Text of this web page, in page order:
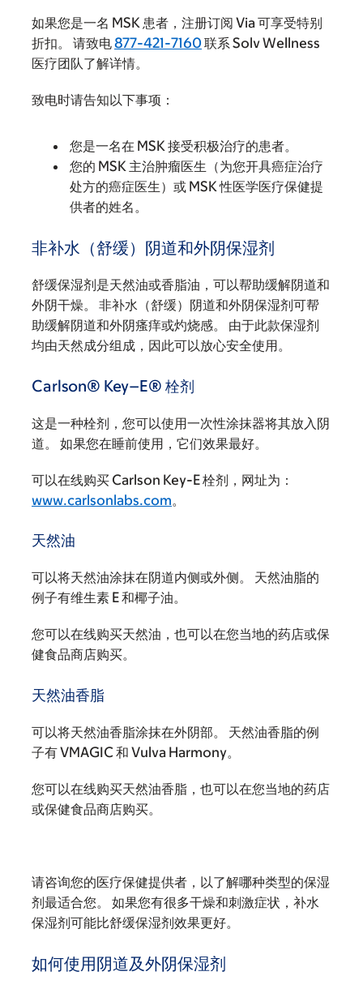
如果您是一名 MSK 患者，注册订阅 Via 可享受特别
折扣。 请致电877-421-7160 联系 Solv Wellness
医疗团队了解详情。
致电时请告知以下事项：
您是一名在 MSK 接受积极治疗的患者。
您的 MSK 主治肿瘤医生（为您开具癌症治疗
处方的癌症医生）或 MSK 性医学医疗保健提
供者的姓名。
非补水（舒缓）阴道和外阴保湿剂
舒缓保湿剂是天然油或香脂油，可以帮助缓解阴道和
外阴干燥。 非补水（舒缓）阴道和外阴保湿剂可帮
助缓解阴道和外阴瘙痒或灼烧感。 由于此款保湿剂
均由天然成分组成，因此可以放心安全使用。
Carlson® Key–E® 栓剂
这是一种栓剂，您可以使用一次性涂抹器将其放入阴
道。 如果您在睡前使用，它们效果最好。
可以在线购买 Carlson Key-E 栓剂，网址为：
www.carlsonlabs.com。
天然油
可以将天然油涂抹在阴道内侧或外侧。 天然油脂的
例子有维生素 E 和椰子油。
您可以在线购买天然油，也可以在您当地的药店或保
健食品商店购买。
天然油香脂
可以将天然油香脂涂抹在外阴部。 天然油香脂的例
子有 VMAGIC 和 Vulva Harmony。
您可以在线购买天然油香脂，也可以在您当地的药店
或保健食品商店购买。
请咨询您的医疗保健提供者，以了解哪种类型的保湿
剂最适合您。 如果您有很多干燥和刺激症状，补水
保湿剂可能比舒缓保湿剂效果更好。
如何使用阴道及外阴保湿剂